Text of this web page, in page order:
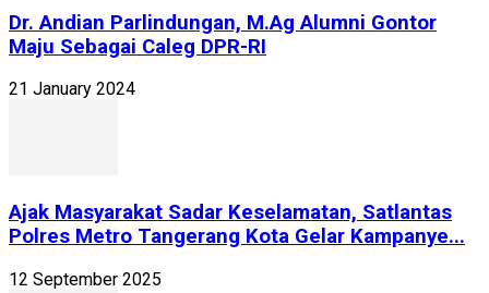
Dr. Andian Parlindungan, M.Ag Alumni Gontor
Maju Sebagai Caleg DPR-RI
21 January 2024
Ajak Masyarakat Sadar Keselamatan, Satlantas
Polres Metro Tangerang Kota Gelar Kampanye...
12 September 2025